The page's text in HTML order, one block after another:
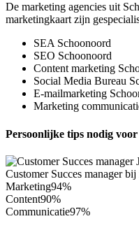
De marketing agencies uit
marketingkaart zijn
SEA Schoonoord
SEO Schoonoord
Content marketing
Social Media Bureau
E-mailmarketing
Marketing
Persoonlijke tips nodig
Customer Succes manager
Marketing94%
Content90%
Communicatie97%